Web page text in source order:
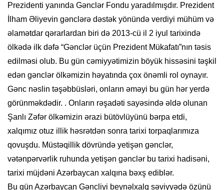
Prezidenti yanında Gənclər Fondu yaradılmışdır. Prezident
İlham Əliyevin gənclərə dəstək yönündə verdiyi mühüm və
əlamətdar qərarlardan biri də 2013-cü il 2 iyul tarixində
ölkədə ilk dəfə “Gənclər üçün Prezident Mükafatı”nın təsis
edilməsi olub. Bu gün cəmiyyətimizin böyük hissəsini təşkil
edən gənclər ölkəmizin həyatında çox önəmli rol oynayır.
Gənc nəslin təşəbbüsləri, onların əməyi bu gün hər yerdə
görünməkdədir. . Onların rəşadəti sayəsində əldə olunan
Şanlı Zəfər ölkəmizin ərazi bütövlüyünü bərpa etdi,
xalqımız otuz illik həsrətdən sonra tarixi torpaqlarımıza
qovuşdu. Müstəqillik dövründə yetişən gənclər,
vətənpərvərlik ruhunda yetişən gənclər bu tarixi hadisəni,
tarixi müjdəni Azərbaycan xalqına bəxş ediblər.
Bu gün Azərbaycan Gəncliyi beynəlxalq səviyyədə özünü